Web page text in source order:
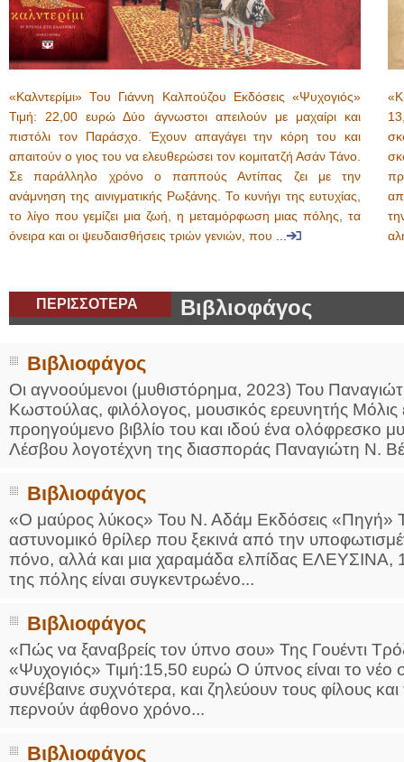
«Καλντερίμι» Του Γιάννη Καλπούζου Εκδόσεις «Ψυχογιός»
Τιμή: 22,00 ευρώ Δύο άγνωστοι απειλούν με μαχαίρι και
πιστόλι τον Παράσχο. Έχουν απαγάγει την κόρη του και
απαιτούν ο γιος του να ελευθερώσει τον κομιτατζή Ασάν Τάνο.
Σε παράλληλο χρόνο ο παππούς Αντίπας ζει με την
ανάμνηση της αινιγματικής Ρωξάνης. Το κυνήγι της ευτυχίας,
το λίγο που γεμίζει μια ζωή, η μεταμόρφωση μιας πόλης, τα
όνειρα και οι ψευδαισθήσεις τριών γενιών, που ...
ΠΕΡΙΣΣΟΤΕΡΑ Βιβλιοφάγος
Βιβλιοφάγος
Οι αγνοούμενοι (μυθιστόρημα, 2023) Του
Κωστούλας, φιλόλογος, μουσικός ερευνητής
προηγούμενο βιβλίο του και ιδού ένα ολόφρεσκο
Λέσβου λογοτέχνη της διασποράς Παναγιώτη Ν.
Βιβλιοφάγος
«Ο μαύρος λύκος» Του Ν. Αδάμ Εκδόσεις «Πηγή»
αστυνομικό θρίλερ που ξεκινά από την
πόνο, αλλά και μια χαραμάδα ελπίδας
της πόλης είναι συγκεντρωένο...
Βιβλιοφάγος
«Πώς να ξαναβρείς τον ύπνο σου» Της Γουέντι
«Ψυχογιός» Τιμή:15,50 ευρώ Ο ύπνος είναι το νέο
συνέβαινε συχνότερα, και ζηλεύουν τους φίλους
περνούν άφθονο χρόνο...
Βιβλιοφάγος